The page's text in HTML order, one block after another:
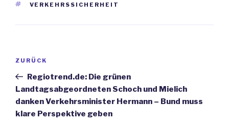
SCHLAGWÖRTER
VERKEHRSSICHERHEIT
Beitrags-
Vorheriger
Beitrag
ZURÜCK
Regiotrend.de: Die grünen
Landtagsabgeordneten Schoch und Mielich
danken Verkehrsminister Hermann – Bund muss
klare Perspektive geben